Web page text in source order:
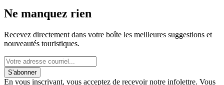
Ne manquez rien
Recevez directement dans votre boîte les meilleures suggestions et
nouveautés touristiques.
S'abonner
En vous inscrivant, vous acceptez de recevoir notre infolettre. Vous